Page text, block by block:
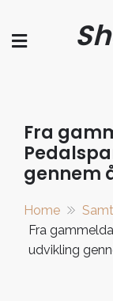
content
Fra
gennem
Home
Fra
udvikling